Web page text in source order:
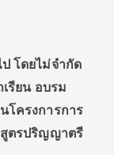
โดยไม่จำกัด
รียน อบรม
โครงการการ
สูตรปริญญาตรี